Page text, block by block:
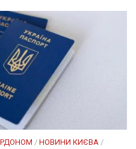
/ НОВИНИ КИЄВА /